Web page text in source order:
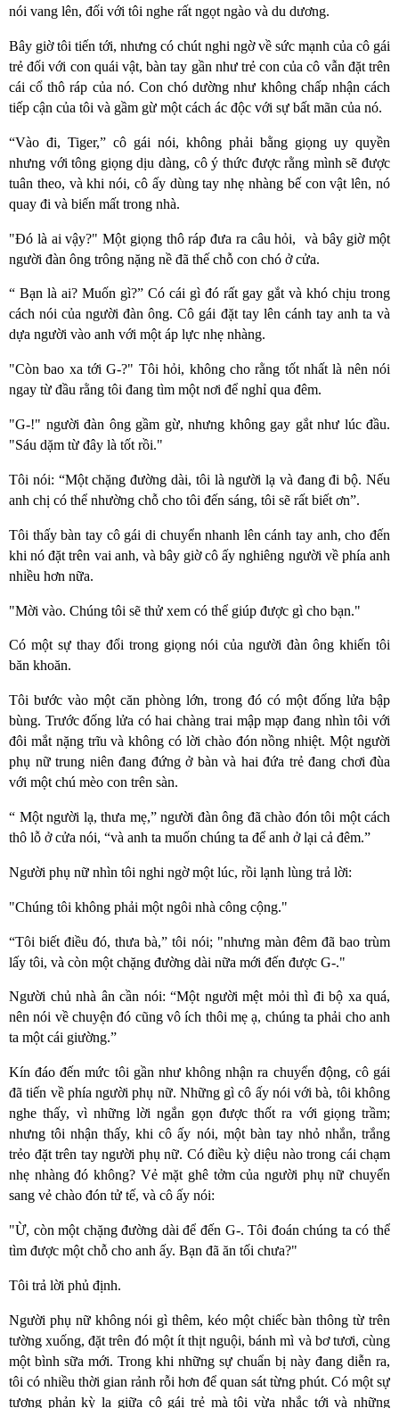
nói vang lên, đối với tôi nghe rất ngọt ngào và du dương.
Bây giờ tôi tiến tới, nhưng có chút nghi ngờ về sức mạnh của cô gái
trẻ đối với con quái vật, bàn tay gần như trẻ con của cô vẫn đặt trên
cái cổ thô ráp của nó. Con chó dường như không chấp nhận cách
tiếp cận của tôi và gầm gừ một cách ác độc với sự bất mãn của nó.
“Vào đi, Tiger,” cô gái nói, không phải bằng giọng uy quyền
nhưng với tông giọng dịu dàng, cô ý thức được rằng mình sẽ được
tuân theo, và khi nói, cô ấy dùng tay nhẹ nhàng bế con vật lên, nó
quay đi và biến mất trong nhà.
"Đó là ai vậy?" Một giọng thô ráp đưa ra câu hỏi, và bây giờ một
người đàn ông trông nặng nề đã thế chỗ con chó ở cửa.
“ Bạn là ai? Muốn gì?” Có cái gì đó rất gay gắt và khó chịu trong
cách nói của người đàn ông. Cô gái đặt tay lên cánh tay anh ta và
dựa người vào anh với một áp lực nhẹ nhàng.
"Còn bao xa tới G-?" Tôi hỏi, không cho rằng tốt nhất là nên nói
ngay từ đầu rằng tôi đang tìm một nơi để nghỉ qua đêm.
"G-!" người đàn ông gầm gừ, nhưng không gay gắt như lúc đầu.
"Sáu dặm từ đây là tốt rồi."
Tôi nói: “Một chặng đường dài, tôi là người lạ và đang đi bộ. Nếu
anh chị có thể nhường chỗ cho tôi đến sáng, tôi sẽ rất biết ơn”.
Tôi thấy bàn tay cô gái di chuyển nhanh lên cánh tay anh, cho đến
khi nó đặt trên vai anh, và bây giờ cô ấy nghiêng người về phía anh
nhiều hơn nữa.
"Mời vào. Chúng tôi sẽ thử xem có thể giúp được gì cho bạn."
Có một sự thay đổi trong giọng nói của người đàn ông khiến tôi
băn khoăn.
Tôi bước vào một căn phòng lớn, trong đó có một đống lửa bập
bùng. Trước đống lửa có hai chàng trai mập mạp đang nhìn tôi với
đôi mắt nặng trĩu và không có lời chào đón nồng nhiệt. Một người
phụ nữ trung niên đang đứng ở bàn và hai đứa trẻ đang chơi đùa
với một chú mèo con trên sàn.
“ Một người lạ, thưa mẹ,” người đàn ông đã chào đón tôi một cách
thô lỗ ở cửa nói, “và anh ta muốn chúng ta để anh ở lại cả đêm.”
Người phụ nữ nhìn tôi nghi ngờ một lúc, rồi lạnh lùng trả lời:
"Chúng tôi không phải một ngôi nhà công cộng."
“Tôi biết điều đó, thưa bà,” tôi nói; "nhưng màn đêm đã bao trùm
lấy tôi, và còn một chặng đường dài nữa mới đến được G-."
Người chủ nhà ân cần nói: “Một người mệt mỏi thì đi bộ xa quá,
nên nói về chuyện đó cũng vô ích thôi mẹ ạ, chúng ta phải cho anh
ta một cái giường.”
Kín đáo đến mức tôi gần như không nhận ra chuyển động, cô gái
đã tiến về phía người phụ nữ. Những gì cô ấy nói với bà, tôi không
nghe thấy, vì những lời ngắn gọn được thốt ra với giọng trầm;
nhưng tôi nhận thấy, khi cô ấy nói, một bàn tay nhỏ nhắn, trắng
trẻo đặt trên tay người phụ nữ. Có điều kỳ diệu nào trong cái chạm
nhẹ nhàng đó không? Vẻ mặt ghê tởm của người phụ nữ chuyển
sang vẻ chào đón tử tế, và cô ấy nói:
"Ừ, còn một chặng đường dài để đến G-. Tôi đoán chúng ta có thể
tìm được một chỗ cho anh ấy. Bạn đã ăn tối chưa?"
Tôi trả lời phủ định.
Người phụ nữ không nói gì thêm, kéo một chiếc bàn thông từ trên
tường xuống, đặt trên đó một ít thịt nguội, bánh mì và bơ tươi, cùng
một bình sữa mới. Trong khi những sự chuẩn bị này đang diễn ra,
tôi có nhiều thời gian rảnh rỗi hơn để quan sát từng phút. Có một sự
tương phản kỳ lạ giữa cô gái trẻ mà tôi vừa nhắc tới và những